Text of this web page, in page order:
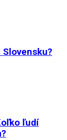
ľudí